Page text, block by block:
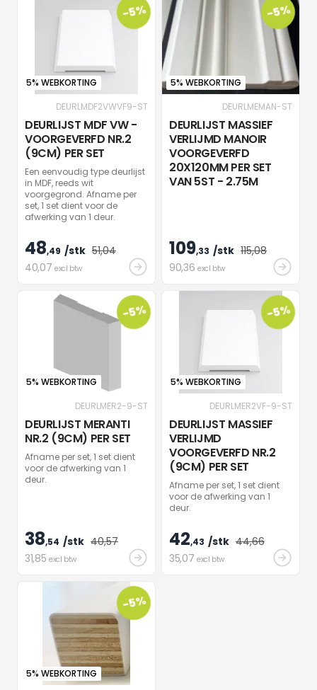
-5%
5% WEBKORTING
DEURLMDF2VWVF9-ST
DEURLIJST MDF VW -
VOORGEVERFD NR.2
(9CM) PER SET
Een eenvoudig type deurlijst
in MDF, reeds wit
voorgegrond. Afname per
set, 1 set dient voor de
afwerking van 1 deur.
48,49 /stk 51,04
40,07 excl btw
-5%
5% WEBKORTING
DEURLMEMAN-ST
DEURLIJST MASSIEF
VERLIJMD MANOIR
VOORGEVERFD
20X120MM PER SET
VAN 5ST - 2.75M
109,33 /stk 115,08
90,36 excl btw
-5%
5% WEBKORTING
DEURLMER2-9-ST
DEURLIJST MERANTI
NR.2 (9CM) PER SET
Afname per set, 1 set dient
voor de afwerking van 1
deur.
38,54 /stk 40,57
31,85 excl btw
-5%
5% WEBKORTING
DEURLMER2VF-9-ST
DEURLIJST MASSIEF
VERLIJMD
VOORGEVERFD NR.2
(9CM) PER SET
Afname per set, 1 set dient
voor de afwerking van 1
deur.
42,43 /stk 44,66
35,07 excl btw
-5%
5% WEBKORTING